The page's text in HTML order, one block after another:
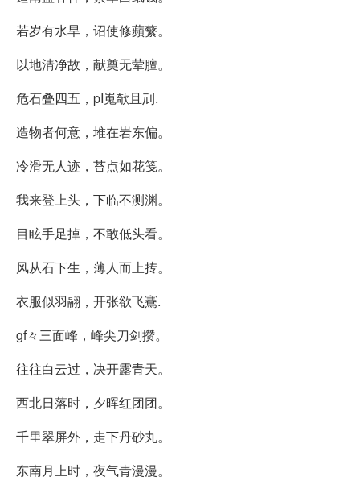
若岁有水旱，诏使修蘋蘩。
以地清净故，献奠无荤膻。
危石叠四五，pI嵬欹且刓.
造物者何意，堆在岩东偏。
冷滑无人迹，苔点如花笺。
我来登上头，下临不测渊。
目眩手足掉，不敢低头看。
风从石下生，薄人而上抟。
衣服似羽翮，开张欲飞鶱.
gf々三面峰，峰尖刀剑攒。
往往白云过，决开露青天。
西北日落时，夕晖红团团。
千里翠屏外，走下丹砂丸。
东南月上时，夜气青漫漫。